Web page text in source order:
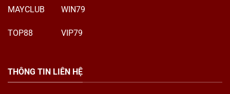
MAYCLUB
TOP88
WIN79
VIP79
THÔNG TIN LIÊN HỆ